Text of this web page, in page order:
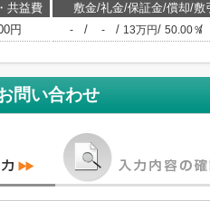
共益費 敷金/礼金/保証金/償却/敷
円 - / - / 13万円/ 50.00％
/
問い合わせ